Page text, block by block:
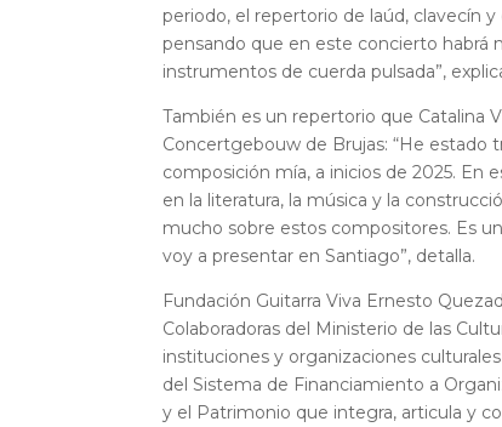
periodo, el repertorio de laúd, clavecín
pensando que en este concierto habrá
instrumentos de cuerda pulsada”,
También es un repertorio que Catalina
Concertgebouw de Brujas: “He estado
composición mía, a inicios de 2025. En
en la literatura, la música y la
mucho sobre estos compositores. Es
voy a presentar en Santiago”, detalla.
Fundación Guitarra Viva Ernesto
Colaboradoras del Ministerio de las
instituciones y organizaciones
del Sistema de Financiamiento a
y el Patrimonio que integra, articula y